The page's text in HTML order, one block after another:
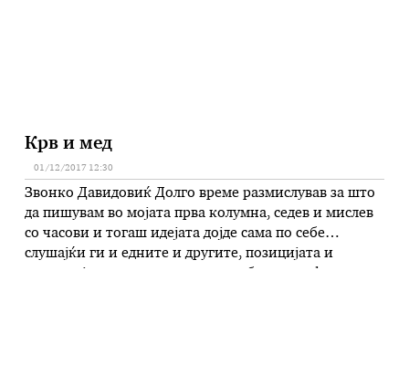
Крв и мед
01/12/2017 12:30
Звонко Давидовиќ Долго време размислував за што
да пишувам во мојата прва колумна, седев и мислев
со часови и тогаш идејата дојде сама по себе
слушајќи ги и едните и другите, позицијата и